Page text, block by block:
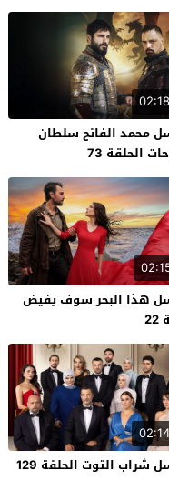
محمد الفاتح سلطان
الحلقة 73
هذا البحر سوف يفيض
التوت الحلقة 129